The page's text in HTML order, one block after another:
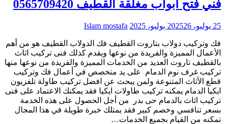
فني فتح ابواب مغلقة القطيف 0565709420
25 يوليو، 2025 26 يوليو، 2025 Islam mostafa
فك وتركيب دولاب بتاروت القطيف فك الدولاب القطيف هو من أهم
الأعمال المميزة والفريدة من نوعها ويقدم كذلك فنى تركيب اثاث
بالقطيف تاروت العديد من الخدمات المميزة والفريدة من نوعها منها
تركيب غرف نوم الدمام على يد متخصص في أعمال فك وتركيب
قطع الأثاث المتنوعة ولمن يبحث عن افضل تركيب طاولة تلفزيون
ايكيا الدمام يمكنه تركيب طاولات ايكيا فقد يمكنك الاعتماد على فنى
تركيب اثاث بالدمام حى بدر من أجل الحصول على هذه الخدمة
بسعر تنافسي وخصم كبير فقد يمتلك خبرة طويلة في هذا المجال
تمكنه من القيام بجميع الخدمات…